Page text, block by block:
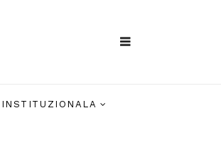
INSTITUZIONALA